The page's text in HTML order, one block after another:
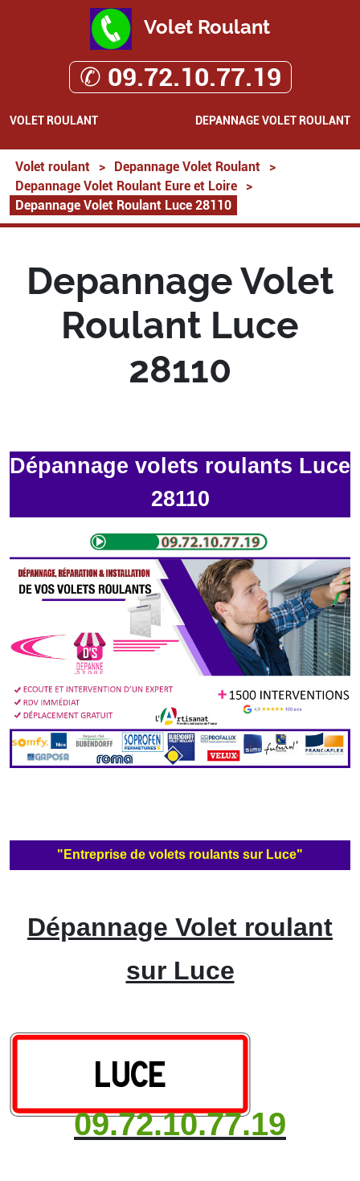
Volet Roulant
✆ 09.72.10.77.19
VOLET ROULANT DEPANNAGE VOLET ROULANT
Volet roulant > Depannage Volet Roulant
>
Depannage Volet Roulant Eure et Loire
>
Depannage Volet Roulant Luce 28110
Depannage Volet
Roulant Luce
28110
Dépannage volets roulants Luce
28110
"Entreprise de volets roulants sur Luce"
Dépannage Volet roulant
sur Luce
09.72.10.77.19